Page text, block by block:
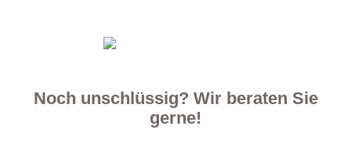
Noch unschlüssig? Wir beraten Sie
gerne!